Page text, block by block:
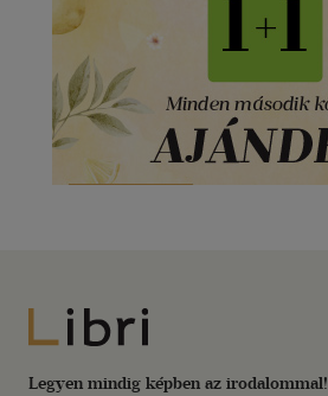
Libri
Legyen mindig képben az irodalommal!